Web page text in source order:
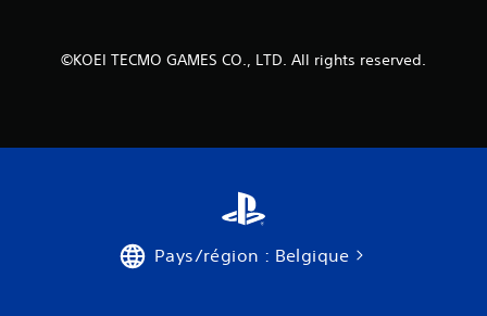
©KOEI TECMO GAMES CO., LTD. All rights reserved.
Pays/région : Belgique